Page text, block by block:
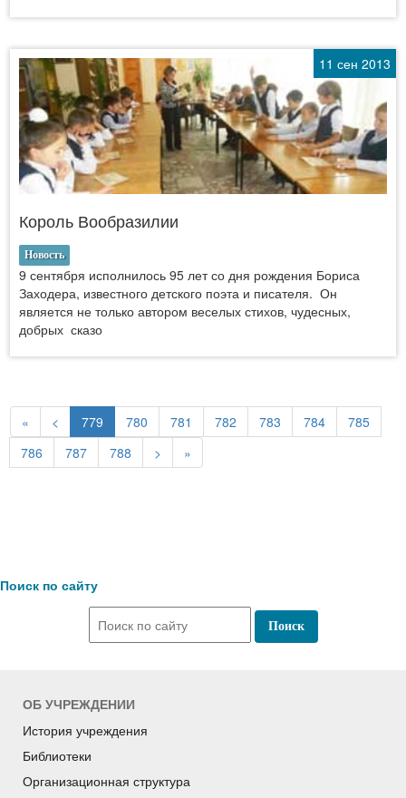
11 сен 2013
Король Вообразилии
Новость
9 сентября исполнилось 95 лет со дня рождения Бориса
Заходера, известного детского поэта и писателя. Он
является не только автором веселых стихов, чудесных,
добрых сказо
« < 779 780 781 782 783 784
785
786
787 788 > »
Поиск по сайту
ОБ УЧРЕЖДЕНИИ
История учреждения
Библиотеки
Организационная структура